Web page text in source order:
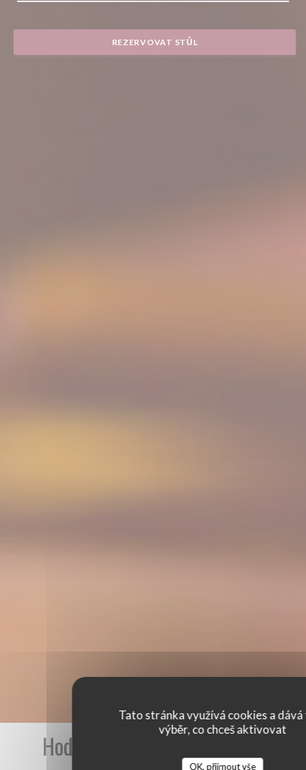
Tato stránka využívá cookies a dává
výběr, co chceš aktivovat
OK, přijmout vše
REZERVOVAT STŮL
Hodnocení našich zákazníků